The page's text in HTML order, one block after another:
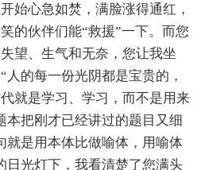
始心急如焚，满脸涨得通红，
的伙伴们能“救援”一下。而您
望、生气和无奈，您让我坐
的每一份光阴都是宝贵的，
就是学习、学习，而不是用来
本把刚才已经讲过的题目又细
就是用本体比做喻体，用喻体
光灯下，我看清楚了您满头